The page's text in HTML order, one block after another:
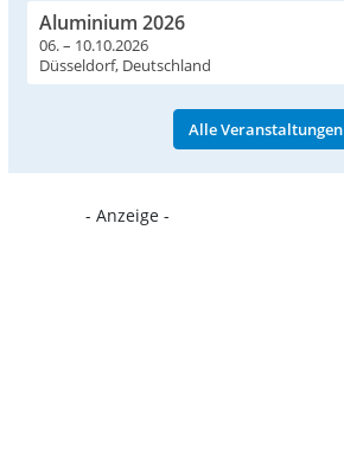
Aluminium 2026
06. – 10.10.2026
Düsseldorf, Deutschland
Alle Veranstaltungen
- Anzeige -